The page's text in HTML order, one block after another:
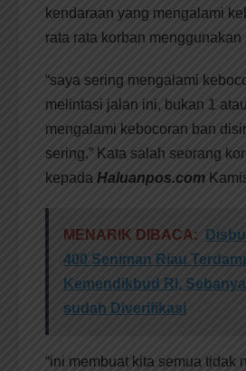
kendaraan yang mengalami
rata rata korban menggunakan
“saya sering mengalami
melintasi jalan ini, bukan 1
mengalami kebocoran ban
sering.” Kata salah seorang
kepada Haluanpos.com
MENARIK DIBACA:
400 Seniman Riau
Kemendikbud RI,
sudah Diverifikasi
“ini membuat kita semua tidak